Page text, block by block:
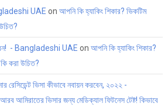
UAE on আপনি কি হ্যাকিং শিকার? ভিকটিম
- Bangladeshi UAE on আপনি কি হ্যাকিং শিকার?
করা উচিত?
ভিসা কীভাবে নবায়ন করবেন, ২০২২ -
আরব আমিরাতের ভিসার জন্য মেডিক্যাল ফিটনেস টেষ্ট! কিভাবে